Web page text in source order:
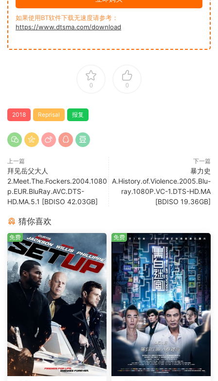
如果使用BT软件下载无速度请参考：
https://www.dtsma.com/download
0 0
2018 Reprisal 报复
上一篇
拜见岳父大人
2.Meet.The.Fockers.2004.1080
p.EUR.BluRay.AVC.DTS-
HD.MA.5.1 [BDISO 42.03GB]
下一篇
暴力史
A.History.of.Violence.2005.Blu-
ray.1080P.VC-1.DTS-HD.MA
[BDISO 19.36GB]
猜你喜欢
免费 免费